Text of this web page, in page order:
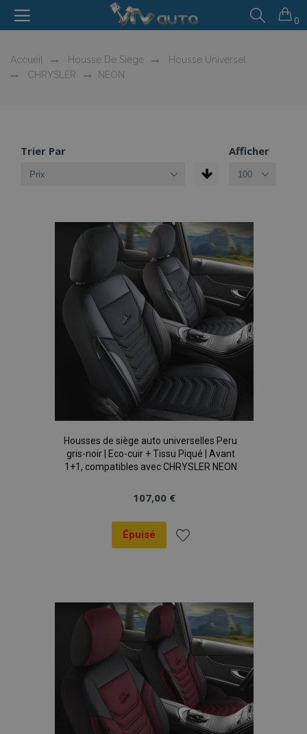
0
Accueil Housse De Siège
Housse Universel
CHRYSLER
NEON
Trier Par Afficher
Housses de siège auto universelles Peru
gris-noir | Eco-cuir + Tissu Piqué | Avant
1+1, compatibles avec CHRYSLER NEON
107,00 €
Épuisé
liste
d'achats